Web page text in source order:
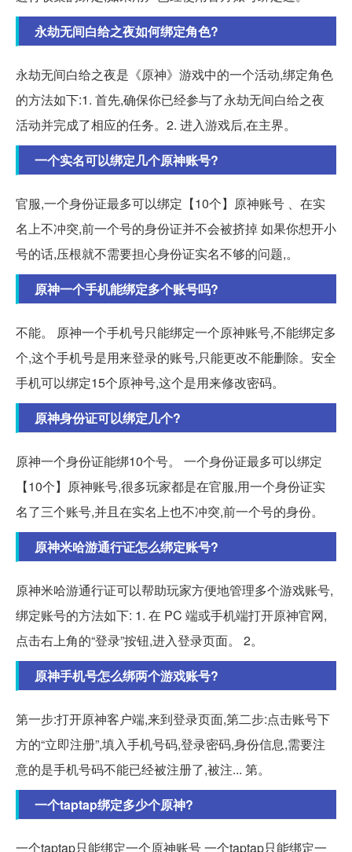
永劫无间白给之夜如何绑定角色?
永劫无间白给之夜是《原神》游戏中的一个活动,绑定角色
的方法如下:1. 首先,确保你已经参与了永劫无间白给之夜
活动并完成了相应的任务。2. 进入游戏后,在主界。
一个实名可以绑定几个原神账号?
官服,一个身份证最多可以绑定【10个】原神账号 、在实
名上不冲突,前一个号的身份证并不会被挤掉 如果你想开小
号的话,压根就不需要担心身份证实名不够的问题,。
原神一个手机能绑定多个账号吗?
不能。 原神一个手机号只能绑定一个原神账号,不能绑定多
个,这个手机号是用来登录的账号,只能更改不能删除。安全
手机可以绑定15个原神号,这个是用来修改密码。
原神身份证可以绑定几个?
原神一个身份证能绑10个号。 一个身份证最多可以绑定
【10个】原神账号,很多玩家都是在官服,用一个身份证实
名了三个账号,并且在实名上也不冲突,前一个号的身份。
原神米哈游通行证怎么绑定账号?
原神米哈游通行证可以帮助玩家方便地管理多个游戏账号,
绑定账号的方法如下: 1. 在 PC 端或手机端打开原神官网,
点击右上角的“登录”按钮,进入登录页面。 2。
原神手机号怎么绑两个游戏账号?
第一步:打开原神客户端,来到登录页面,第二步:点击账号下
方的“立即注册”,填入手机号码,登录密码,身份信息,需要注
意的是手机号码不能已经被注册了,被注... 第。
一个taptap绑定多少个原神?
一个taptap只能绑定一个原神账号 一个taptap只能绑定一